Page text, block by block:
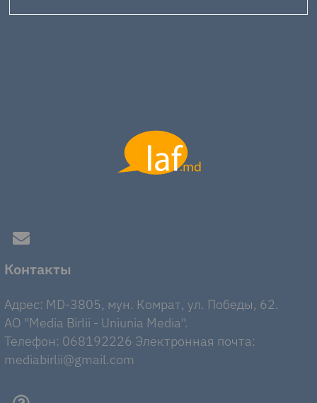
Контакты
Адрес: MD-3805, мун. Комрат, ул. Победы, 62.
AO "Media Birlii - Uniunia Media".
Телефон: 068192226 Электронная почта:
mediabirlii@gmail.com